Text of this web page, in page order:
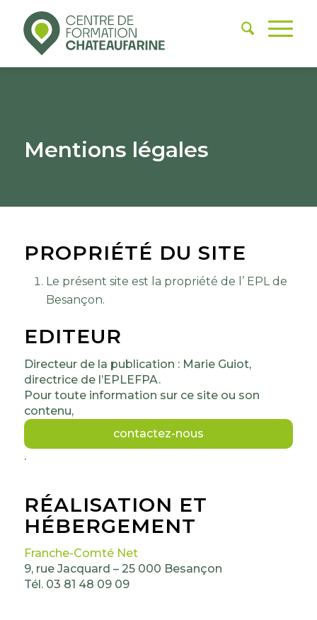
Mentions légales
PROPRIÉTÉ DU SITE
Le présent site est la propriété de l’ EPL de
Besançon.
EDITEUR
Directeur de la publication : Marie Guiot,
directrice de l’EPLEFPA.
Pour toute information sur ce site ou son
contenu,
contactez-nous
.
RÉALISATION ET
HÉBERGEMENT
Franche-Comté Net
9, rue Jacquard – 25 000 Besançon
Tél. 03 81 48 09 09